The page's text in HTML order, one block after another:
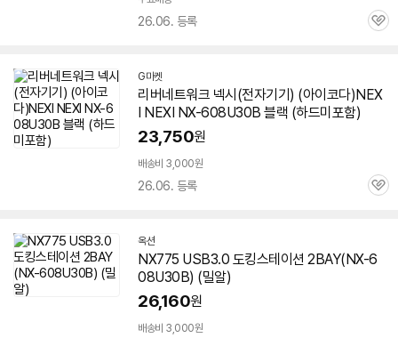
26.06. 등록
관
G마켓
리버네트워크 넥시(전자기기) (아이코다)NEX
I NEXI NX-608U30B 블랙 (하드미포함)
23,750원
배송비 3,000원
26.06. 등록
관
옥션
NX775 USB3.0 도킹스테이션 2BAY(NX-6
08U30B) (밀알)
26,160원
배송비 3,000원